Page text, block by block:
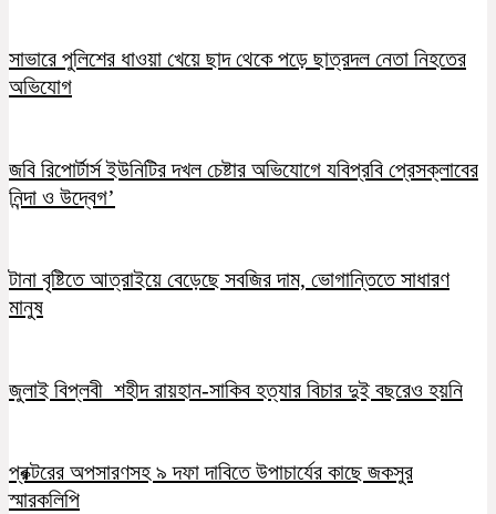
সাভারে পুলিশের ধাওয়া খেয়ে ছাদ থেকে পড়ে ছাত্রদল নেতা নিহতের
অভিযোগ
জবি রিপোর্টার্স ইউনিটির দখল চেষ্টার অভিযোগে যবিপ্রবি প্রেসক্লাবের
নিন্দা ও উদ্বেগ’
টানা বৃষ্টিতে আত্রাইয়ে বেড়েছে সবজির দাম, ভোগান্তিতে সাধারণ
মানুষ
জুলাই বিপ্লবী শহীদ রায়হান-সাকিব হত্যার বিচার দুই বছরেও হয়নি
প্রক্টরের অপসারণসহ ৯ দফা দাবিতে উপাচার্যের কাছে জকসুর
স্মারকলিপি